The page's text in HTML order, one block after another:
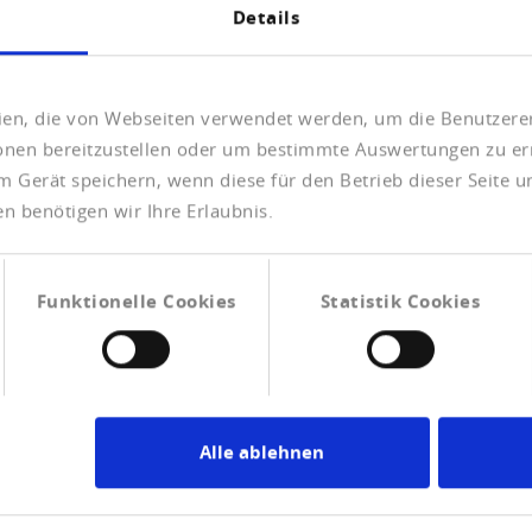
Details
die von Webseiten verwendet werden, um die
bereitzustellen oder um bestimmte Auswertungen zu
Gerät speichern, wenn diese für den Betrieb dieser Seite
benötigen wir Ihre Erlaubnis.
Funktionelle Cookies Statistik Cookies
Alle ablehnen
Telefonnummer
Unterlagen
...) per Upload.